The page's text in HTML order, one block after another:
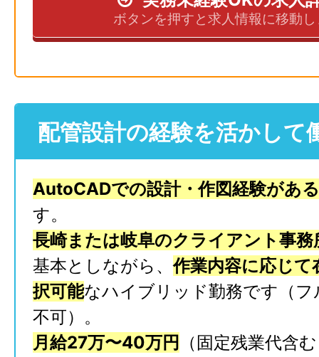
ボタンを押すと求人情報に移動
配管設計の経験を活かして
AutoCADでの設計・作図経験があ
す。
長崎または岐阜のクライアント事務
基本としながら、作業内容に応じて
択可能なハイブリッド勤務です（
不可）。
月給27万〜40万円
（固定残業代含